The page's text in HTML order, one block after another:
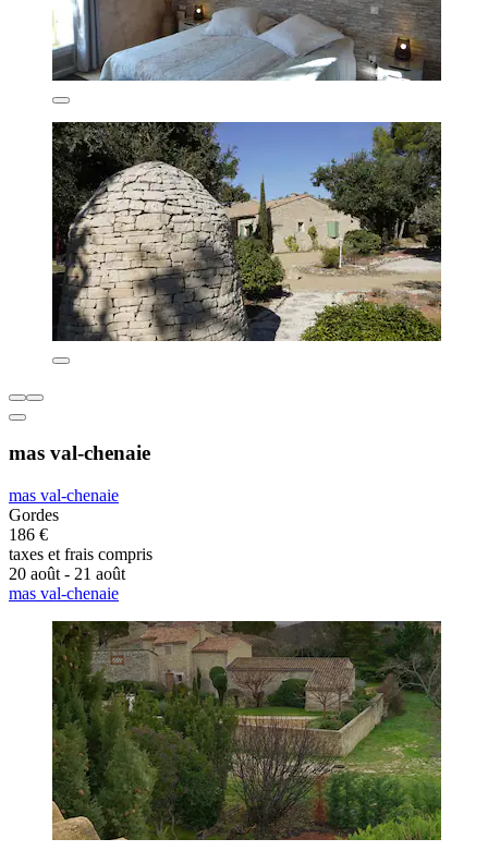
mas val-chenaie
mas val-chenaie
Gordes
186 €
taxes et frais compris
20 août - 21 août
mas val-chenaie